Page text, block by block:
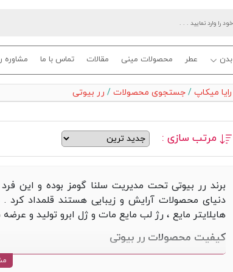
بدن عطر محصولات مینی مقالات تماس با ما مشاوره
رایا میکاپ / جستجوی محصولات / رر بیوتی
مرتب سازی :
برند رر بیوتی تحت مدیریت سلنا گومز بوده و این
دنیای محصولات آرایش و زیبایی هستند قلمداد کرد
هایلایتر مایع ، رژ لب مایع مات و ژل ابرو تولید و
کیفیت محصولات رر بیوتی
علاوه بر کییفیت مرغوب محصولات این برند، سلنا